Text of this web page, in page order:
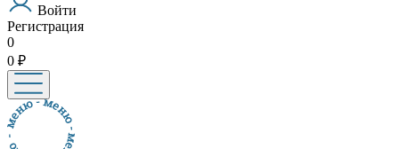
Войти
Регистрация
0
0 ₽